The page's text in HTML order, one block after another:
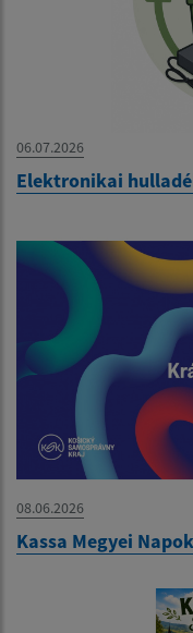
06.07.2026
Elektronikai
08.06.2026
Kassa Megyei